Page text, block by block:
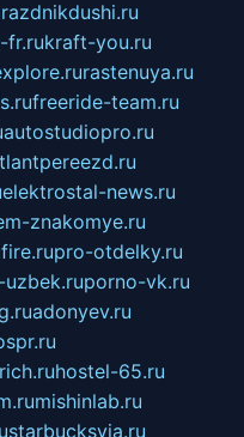
fr.rukraft-you.ru
rastenuya.ru
freeride-team.ru
autostudiopro.ru
elektrostal-news.ru
znakomye.ru
pro-otdelky.ru
uzbek.ruporno-vk.ru
adonyev.ru
hostel-65.ru
mishinlab.ru
starbucksvia.ru